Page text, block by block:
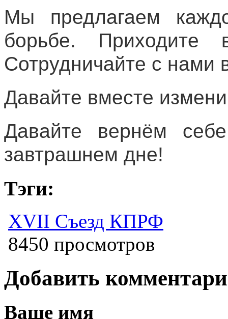
Мы предлагаем
борьбе.
Сотрудничайте с нами
Давайте вместе
Давайте вернём
завтрашнем дне!
Тэги:
XVII Съезд КПРФ
8450 просмотров
Добавить
Ваше имя